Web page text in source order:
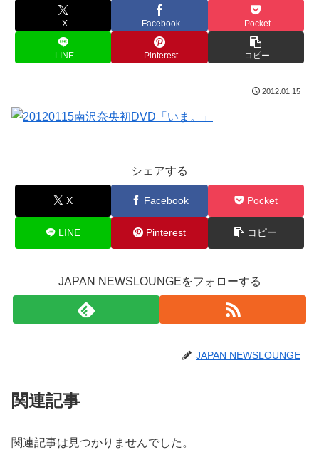
X Facebook Pocket
LINE Pinterest コピー
2012.01.15
シェアする
X Facebook Pocket
LINE Pinterest コピー
JAPAN NEWSLOUNGEをフォローする
JAPAN NEWSLOUNGE
関連記事
関連記事は見つかりませんでした。